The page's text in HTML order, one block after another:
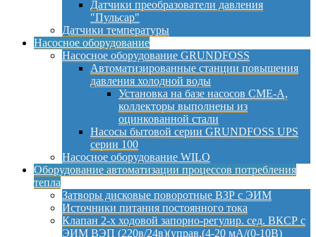
Датчики преобразователи давления
"Пульсар"
Датчики температуры
Насосное оборудование
Насосное оборудование GRUNDFOSS
Автоматизированные станции повышения
давления холодной воды
Установка на базе насосов CME-A,
коллекторы выполнены из
оцинкованной стали
Насосы бытовой серии GRUNDFOSS UPS
серии 100
Насосное оборудование WILO
Оборудование автоматизации процессов потребления
тепла
Затворы дисковые поворотные ВЗР с ЭИМ
Источники питания постоянного тока
Клапан 2-х ходовой запорно-регулир. сед. ВКСР с
ЭИМ ВЭП (220в/24в)(управ.(4-20 мА/(0-10В)